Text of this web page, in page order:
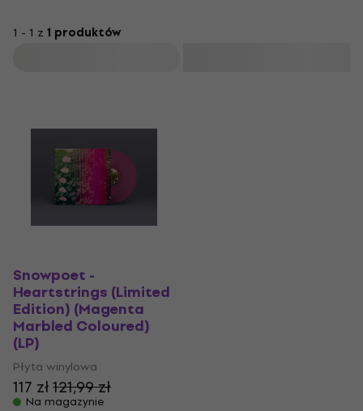
1 - 1 z 1 produktów
Snowpoet -
Heartstrings (Limited
Edition) (Magenta
Marbled Coloured)
(LP)
Płyta winylowa
117 zł121,99 zł
Na magazynie